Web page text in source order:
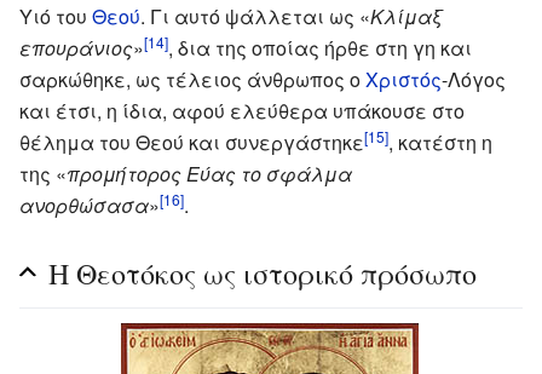
Υιό του Θεού. Γι αυτό ψάλλεται ως «Κλίμαξ
επουράνιος»[14], δια της οποίας ήρθε στη γη και
σαρκώθηκε, ως τέλειος άνθρωπος οΧριστός-Λόγος
και έτσι, η ίδια, αφού ελεύθερα υπάκουσε στο
θέλημα του Θεού και συνεργάστηκε[15], κατέστη η
της «προμήτορος Εύας το σφάλμα
ανορθώσασα»[16].
Η Θεοτόκος ως ιστορικό πρόσωπο